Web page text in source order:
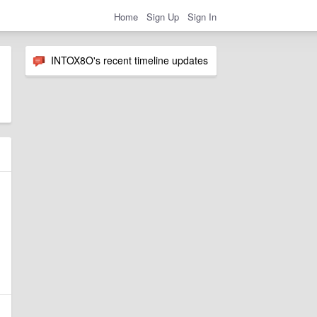
Home Sign Up Sign In
INTOX8O's recent timeline updates